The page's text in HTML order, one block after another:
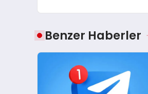
Benzer Haberler